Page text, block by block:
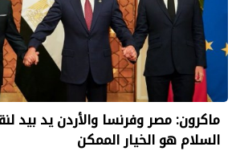
ماكرون: مصر وفرنسا والأردن يد بيد
السلام هو الخيار الممكن